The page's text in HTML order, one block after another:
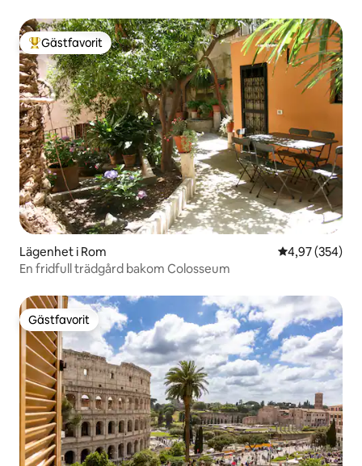
Populär gästfavorit
Gästfavorit
Lägenhet i Rom 4,97 av 5 i
4,97 (354)
En fridfull trädgård bakom Colosseum
Gästfavorit
Gästfavorit